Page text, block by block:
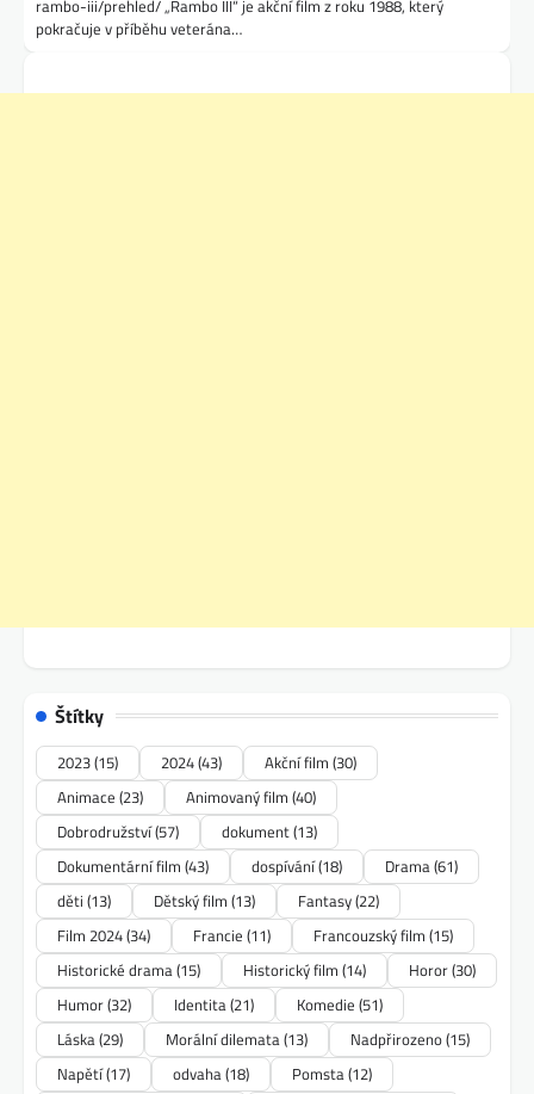
rambo-iii/prehled/ „Rambo III“ je akční film z roku 1988, který
pokračuje v příběhu veterána…
Štítky
2023(15) 2024(43) Akční film (30)
Animace (23) Animovaný film (40)
Dobrodružství(57) dokument(13)
Dokumentární film (43) dospívání(18) Drama(61)
děti (13) Dětský film (13) Fantasy(22)
Film 2024(34) Francie (11) Francouzský film (15)
Historické drama(15) Historický film (14) Horor(30)
Humor(32) Identita(21) Komedie (51)
Láska(29) Morální dilemata(13) Nadpřirozeno(15)
Napětí(17) odvaha(18) Pomsta(12)